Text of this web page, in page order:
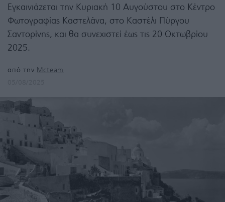
Εγκαινιάζεται την Κυριακή 10 Αυγούστου στο Κέντρο
Φωτογραφίας Καστελάνα, στο Καστέλι Πύργου
Σαντορίνης, και θα συνεχιστεί έως τις 20 Οκτωβρίου
2025.
από την Mcteam